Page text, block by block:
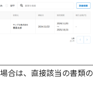
合は、直接該当の書類の